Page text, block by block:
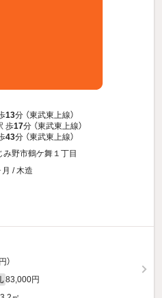
13分 （東武東上線）
歩17分 （東武東上線）
43分 （東武東上線）
み野市鶴ケ舞１丁目
/ 木造
）
83,000円